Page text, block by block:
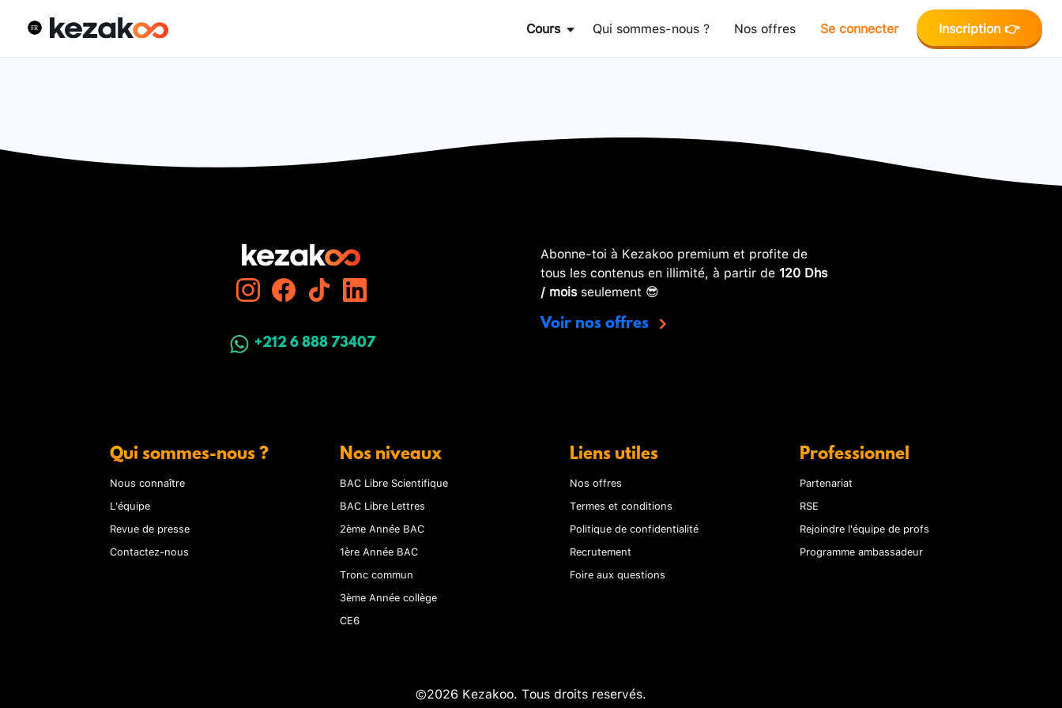
Cours Qui sommes-nous ? Nos offres Se connecter Inscription 👉
+212 6 888 73407
Abonne-toi à Kezakoo premium et profite de
tous les contenus en illimité, à partir de 120 Dhs
/ moisseulement 😎
Voir nos offres
Qui sommes-nous ?
Nous connaître
L'équipe
Revue de presse
Contactez-nous
Nos niveaux
BAC Libre Scientifique
BAC Libre Lettres
2ème Année BAC
1ère Année BAC
Tronc commun
3ème Année collège
CE6
Liens utiles
Nos offres
Termes et conditions
Politique de confidentialité
Recrutement
Foire aux questions
Professionnel
Partenariat
RSE
Rejoindre l'équipe de profs
Programme ambassadeur
©2026 Kezakoo. Tous droits reservés.